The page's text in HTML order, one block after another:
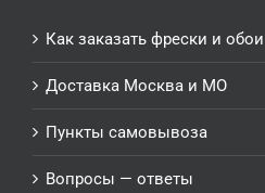
Как заказать фрески и обои
Доставка Москва и МО
Пункты самовывоза
Вопросы — ответы